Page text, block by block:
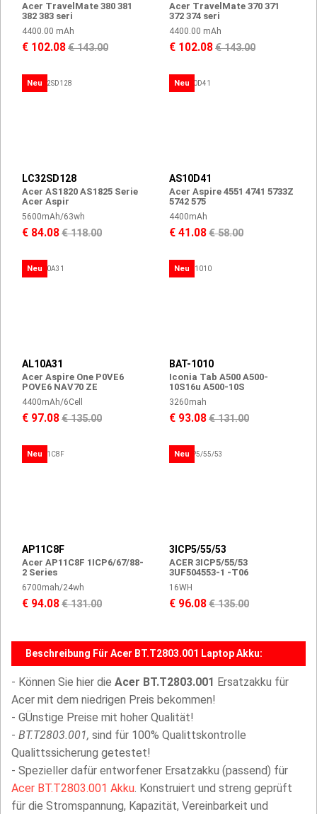
Acer TravelMate 380 381
382 383 seri
4400.00 mAh
€ 102.08€ 143.00
Acer TravelMate 370 371
372 374 seri
4400.00 mAh
€ 102.08€ 143.00
Neu
LC32SD128
Acer AS1820 AS1825 Serie
Acer Aspir
5600mAh/63wh
€ 84.08€ 118.00
Neu
AS10D41
Acer Aspire 4551 4741 5733Z
5742 575
4400mAh
€ 41.08€ 58.00
Neu
AL10A31
Acer Aspire One P0VE6
POVE6 NAV70 ZE
4400mAh/6Cell
€ 97.08€ 135.00
Neu
BAT-1010
Iconia Tab A500 A500-
10S16u A500-10S
3260mah
€ 93.08€ 131.00
Neu
AP11C8F
Acer AP11C8F 1ICP6/67/88-
2 Series
6700mah/24wh
€ 94.08€ 131.00
Neu
3ICP5/55/53
ACER 3ICP5/55/53
3UF504553-1 -T06
16WH
€ 96.08€ 135.00
Beschreibung Für Acer BT.T2803.001 Laptop Akku:
- Können Sie hier die Acer BT.T2803.001 Ersatzakku für
Acer mit dem niedrigen Preis bekommen!
- GÜnstige Preise mit hoher Qualität!
- BT.T2803.001, sind für 100% Qualittskontrolle
Qualittssicherung getestet!
- Spezieller dafür entworfener Ersatzakku (passend) für
Acer BT.T2803.001 Akku. Konstruiert und streng geprüft
für die Stromspannung, Kapazität, Vereinbarkeit und